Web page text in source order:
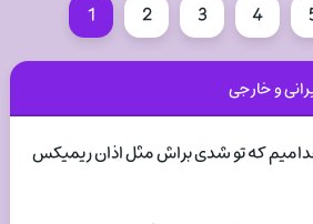
1 2 3 4
و خارجی
که تو شدی براش مثل اذان ریمیکس